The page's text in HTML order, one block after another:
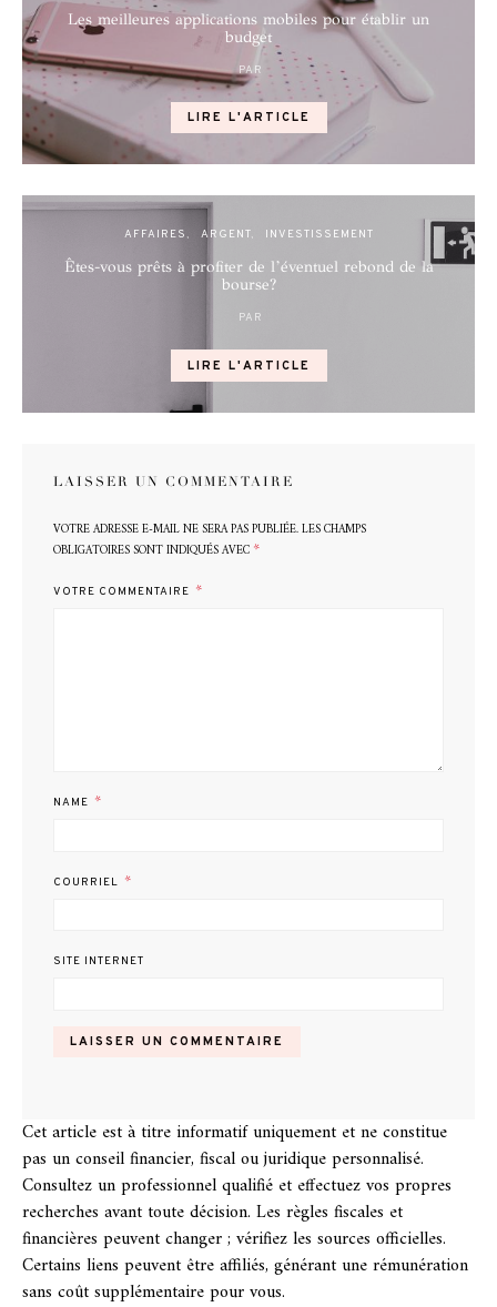
Les meilleures applications mobiles pour établir un
budget
POSTED
ON
PAR
LIRE L'ARTICLE
AFFAIRES ARGENT INVESTISSEMENT
Êtes-vous prêts à profiter de l’éventuel rebond de la
bourse?
PAR
LIRE L'ARTICLE
LAISSER UN COMMENTAIRE
VOTRE ADRESSE E-MAIL NE SERA PAS PUBLIÉE.LES CHAMPS
OBLIGATOIRES SONT INDIQUÉS AVEC *
VOTRE COMMENTAIRE *
NAME *
COURRIEL *
SITE INTERNET
Cet article est à titre informatif uniquement et ne constitue
pas un conseil financier, fiscal ou juridique personnalisé.
Consultez un professionnel qualifié et effectuez vos propres
recherches avant toute décision. Les règles fiscales et
financières peuvent changer ; vérifiez les sources officielles.
Certains liens peuvent être affiliés, générant une rémunération
sans coût supplémentaire pour vous.